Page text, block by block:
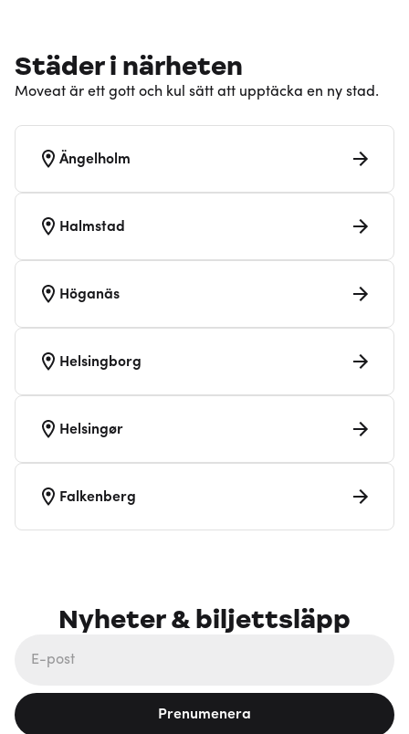
Städer i närheten
Moveat är ett gott och kul sätt att upptäcka en ny stad.
Ängelholm
Halmstad
Höganäs
Helsingborg
Helsingør
Falkenberg
Nyheter & biljettsläpp
Prenumenera